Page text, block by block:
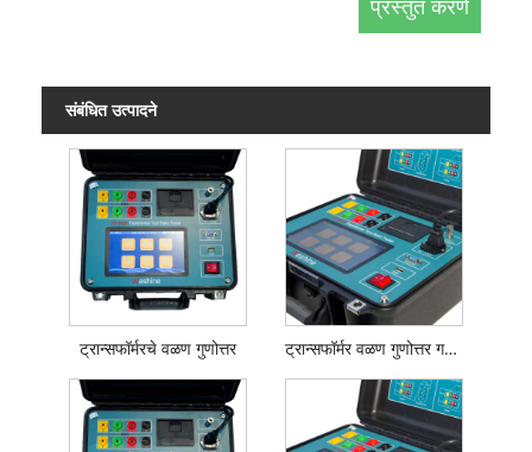
संबंधित उत्पादने
ट्रान्सफॉर्मरचे वळण गुणोत्तर ट्रान्सफॉर्मर वळण गुणोत्तर गणना